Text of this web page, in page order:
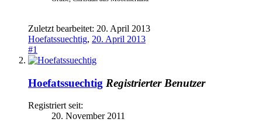
Zuletzt bearbeitet: 20. April 2013
Hoefatssuechtig, 20. April 2013
#1
Hoefatssuechtig Registrierter Benutzer
Registriert seit:
20. November 2011